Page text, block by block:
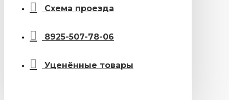
Схема проезда
8925-507-78-06
Уценённые товары